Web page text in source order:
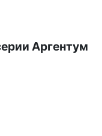
Аргентум